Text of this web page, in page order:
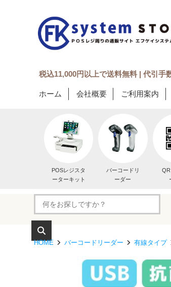
税込11,000円以上で送料無料 | 代引手
ホーム 会社概要 ご利用案内
POSレジスタ
ーターキット
バーコードリ
ーダー
QR
HOME バーコードリーダー 有線タイプ